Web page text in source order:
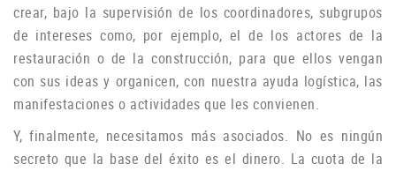
crear, bajo la supervisión de los coordinadores, subgrupos
de intereses como, por ejemplo, el de los actores de la
restauración o de la construcción, para que ellos vengan
con sus ideas y organicen, con nuestra ayuda logística, las
manifestaciones o actividades que les convienen.
Y, finalmente, necesitamos más asociados. No es ningún
secreto que la base del éxito es el dinero. La cuota de la